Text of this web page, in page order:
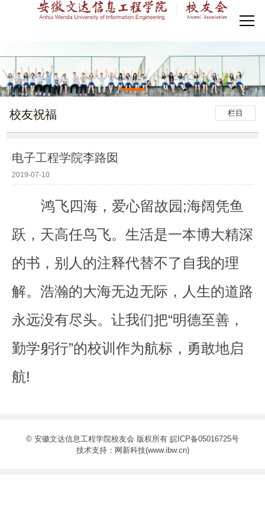
栏目
校友祝福
电子工程学院李路囡
2019-07-10
鸿飞四海，爱心留故园;海阔凭鱼
跃，天高任鸟飞。生活是一本博大精深
的书，别人的注释代替不了自我的理
解。浩瀚的大海无边无际，人生的道路
永远没有尽头。让我们把“明德至善，
勤学躬行”的校训作为航标，勇敢地启
航!
© 安徽文达信息工程学院校友会 版权所有 皖ICP备05016725号
技术支持： 网新科技(www.ibw.cn)